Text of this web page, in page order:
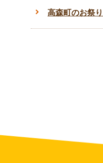
高森町のお祭